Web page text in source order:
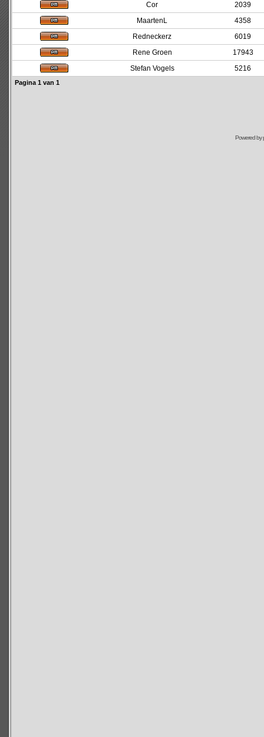
Cor
2039
MaartenL
4358
Redneckerz
6019
Rene Groen
17943
Stefan Vogels
5216
Pagina 1 van 1
Powered by